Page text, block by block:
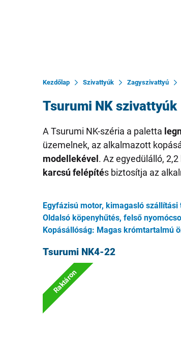
Kezdőlap Szivattyúk Zagyszivattyú
Tsurumi NK szivattyúk
A Tsurumi NK-széria a paletta
üzemelnek, az alkalmazott
modellekével . Az egyedülálló,
karcsú felépítés biztosítja az
Egyfázisú motor, kimagasló
Oldalsó köpenyhűtés, felső
Kopásállóság: Magas krómtartalmú
Tsurumi NK4-22
Raktáron